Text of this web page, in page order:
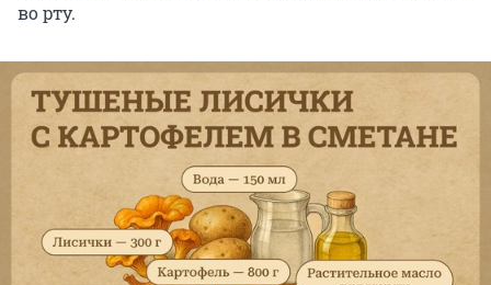
во рту.